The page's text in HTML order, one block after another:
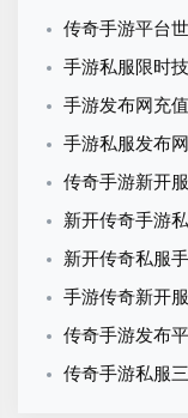
传奇手游平台世界BOSS
手游私服限时技能获取全
手游发布网充值礼包怎么选
手游私服发布网限时副本通
传奇手游新开服武器铸造觉醒
新开传奇手游私服福利领不
新开传奇私服手游技能书攻
手游传奇新开服网站装备合
传奇手游发布平台法师攻
传奇手游私服三大职业的共